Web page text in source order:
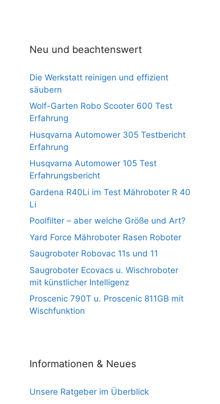
Neu und beachtenswert
Die Werkstatt reinigen und effizient
säubern
Wolf-Garten Robo Scooter 600 Test
Erfahrung
Husqvarna Automower 305 Testbericht
Erfahrung
Husqvarna Automower 105 Test
Erfahrungsbericht
Gardena R40Li im Test Mähroboter R 40
Li
Poolfilter – aber welche Größe und Art?
Yard Force Mähroboter Rasen Roboter
Saugroboter Robovac 11s und 11
Saugroboter Ecovacs u. Wischroboter
mit künstlicher Intelligenz
Proscenic 790T u. Proscenic 811GB mit
Wischfunktion
Informationen & Neues
Unsere Ratgeber im Überblick